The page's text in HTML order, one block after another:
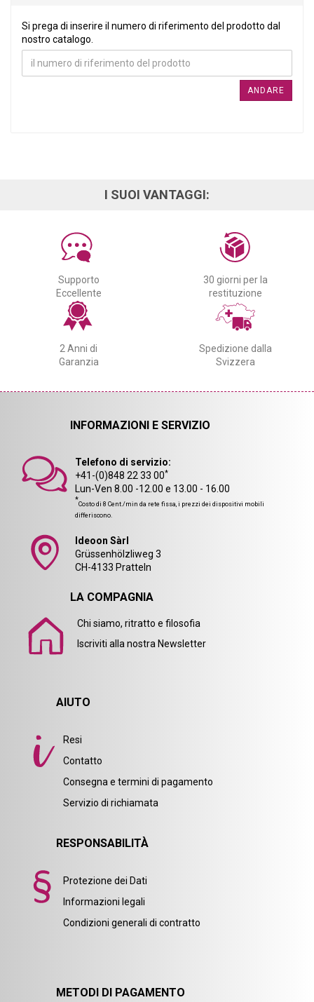
SI PREGA DI INSERIRE IL NUMERO DI RIFERIMENTO DEL
Si prega di inserire il numero di riferimento del prodotto dal
nostro catalogo.
ANDARE
I SUOI VANTAGGI:
Supporto
Eccellente
30 giorni per la
restituzione
2 Anni di
Garanzia
Spedizione dalla
Svizzera
INFORMAZIONI E SERVIZIO
Telefono di servizio:
+41-(0)848 22 33 00*
Lun-Ven 8.00 -12.00 e 13.00 - 16.00
*Costo di 8 Cent./min da rete fissa, i prezzi dei dispositivi mobili
differiscono.
Ideoon Sàrl
Grüssenhölzliweg 3
CH-4133 Pratteln
LA COMPAGNIA
Chi siamo, ritratto e filosofia
Iscriviti alla nostra Newsletter
AIUTO
Resi
Contatto
Consegna e termini di pagamento
Servizio di richiamata
RESPONSABILITÀ
Protezione dei Dati
Informazioni legali
Condizioni generali di contratto
METODI DI PAGAMENTO